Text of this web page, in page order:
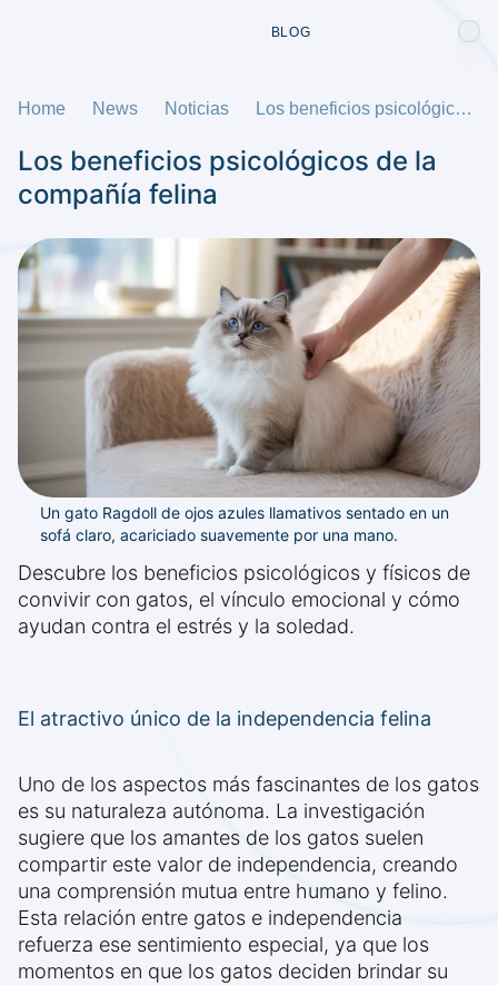
BLOG
Home News Noticias Los beneficios psicológicos de la compañía felina
Los beneficios psicológicos de la
compañía felina
Un gato Ragdoll de ojos azules llamativos sentado en un
sofá claro, acariciado suavemente por una mano.
Descubre los beneficios psicológicos y físicos de
convivir con gatos, el vínculo emocional y cómo
ayudan contra el estrés y la soledad.
El atractivo único de la independencia felina
Uno de los aspectos más fascinantes de los gatos
es su naturaleza autónoma. La investigación
sugiere que los amantes de los gatos suelen
compartir este valor de independencia, creando
una comprensión mutua entre humano y felino.
Esta relación entre gatos e independencia
refuerza ese sentimiento especial, ya que los
momentos en que los gatos deciden brindar su